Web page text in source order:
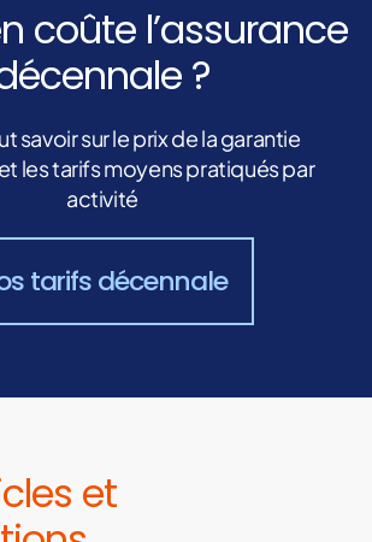
coûte l’assurance
?
savoir sur le prix de la garantie
les tarifs moyens pratiqués par
activité
tarifs décennale
et